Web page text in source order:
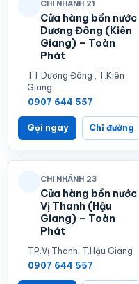
CHI NHÁNH 21
Cửa hàng bồn nước
Dương Đông (Kiên
Giang) – Toàn
Phát
TT.Dương Đông , T.Kiên
Giang
0907 644 557
Gọi ngay Chỉ đường
CHI NHÁNH 23
Cửa hàng bồn nước
Vị Thanh (Hậu
Giang) – Toàn
Phát
TP.Vị Thanh, T.Hậu Giang
0907 644 557